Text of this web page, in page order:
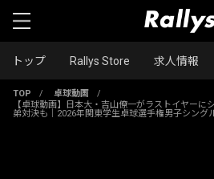
トップ Rallys Store 求人情報
TOP / 卓球動画
/
【卓球動画】日本大・吉山僚一がラストイヤー
弟対決も｜2026年関東学生卓球選手権男子シング